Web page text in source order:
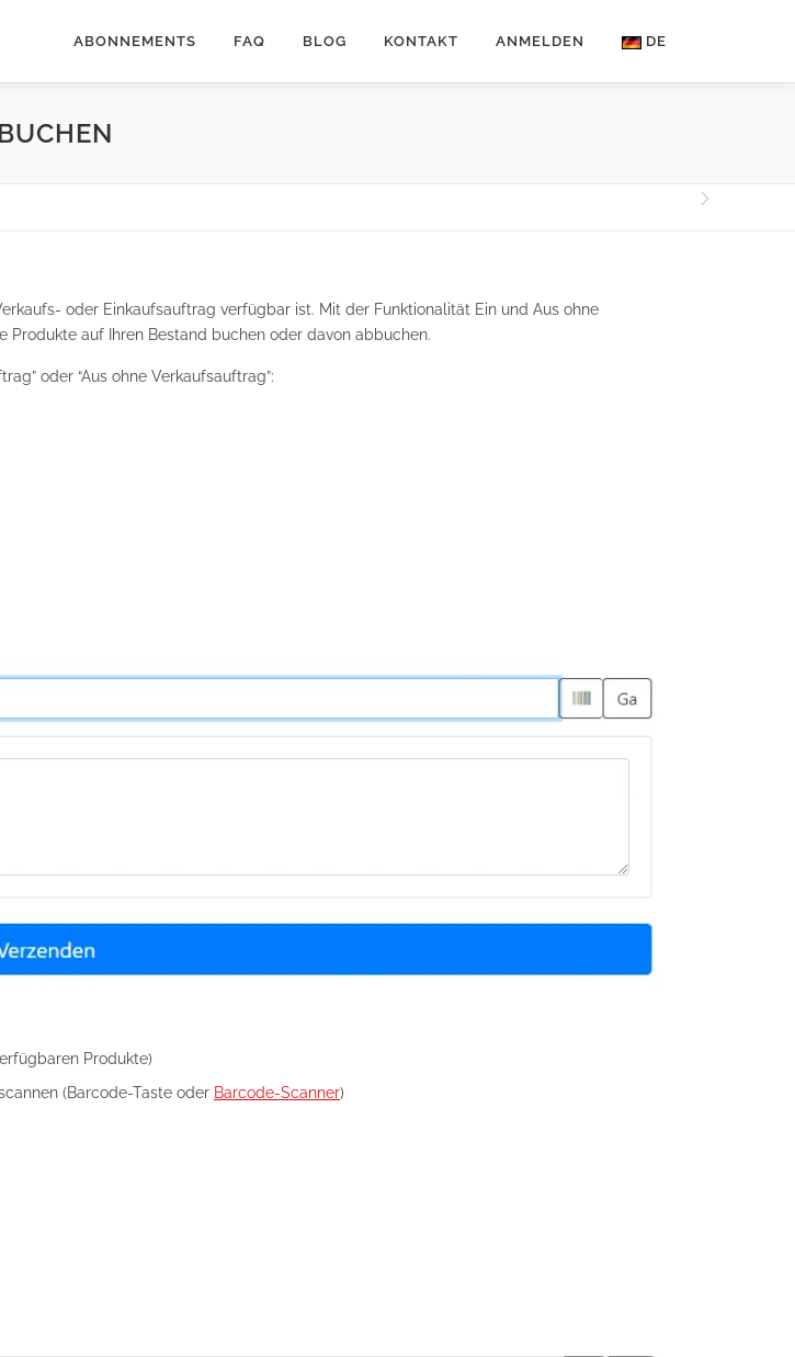
ABONNEMENTS FAQ BLOG KONTAKT ANMELDEN DE
oder Einkaufsauftrag verfügbar ist. Mit der Funktionalität Ein und Aus ohne
auf Ihren Bestand buchen oder davon abbuchen.
oder “Aus ohne Verkaufsauftrag”:
Produkte)
(Barcode-Taste oder Barcode-Scanner)